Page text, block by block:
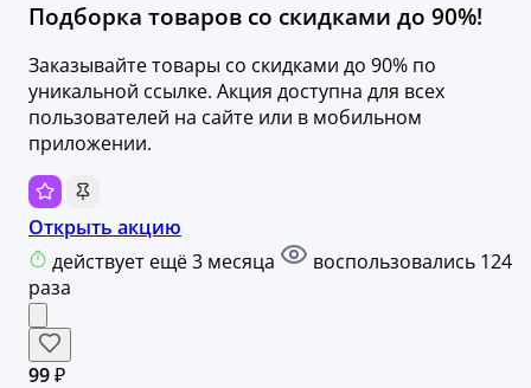
Подборка товаров со скидками до 90%!
Заказывайте товары со скидками до 90% по
уникальной ссылке. Акция доступна для всех
пользователей на сайте или в мобильном
приложении.
Открыть акцию
действует ещё 3 месяца
воспользовались 124
раза
99 ₽